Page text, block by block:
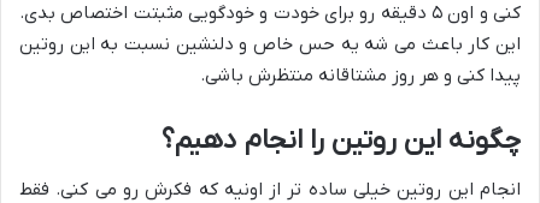
کنی و اون ۵ دقیقه رو برای خودت و خودگویی مثبتت اختصاص بدی.
این کار باعث می شه یه حس خاص و دلنشین نسبت به این روتین
پیدا کنی و هر روز مشتاقانه منتظرش باشی.
چگونه این روتین را انجام دهیم؟
انجام این روتین خیلی ساده تر از اونیه که فکرش رو می کنی. فقط